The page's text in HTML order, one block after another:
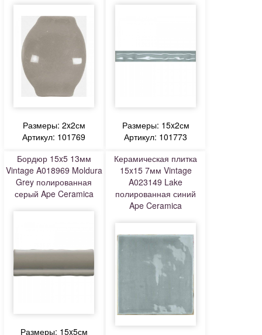
Размеры: 2x2см
Артикул: 101769
Размеры: 15x2см
Артикул: 101773
Бордюр 15x5 13мм
Vintage A018969 Moldura
Grey полированная
серый Ape Ceramica
Размеры: 15x5см
Керамическая плитка
15x15 7мм Vintage
A023149 Lake
полированная синий
Ape Ceramica